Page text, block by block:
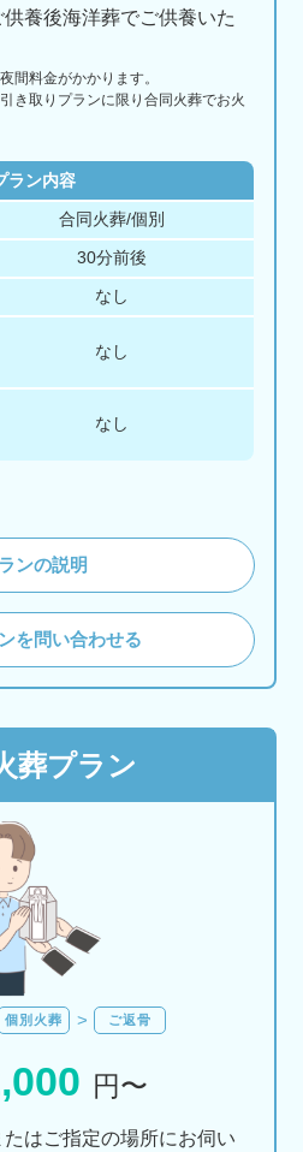
養後海洋葬でご供養いた
夜間料金がかかります。
き取りプランに限り合同火葬でお火
ラン内容
合同火葬/個別
30分前後
なし
なし
なし
ンの説明
を問い合わせる
葬プラン
個別火葬 ご返骨
円〜
はご指定の場所にお伺い